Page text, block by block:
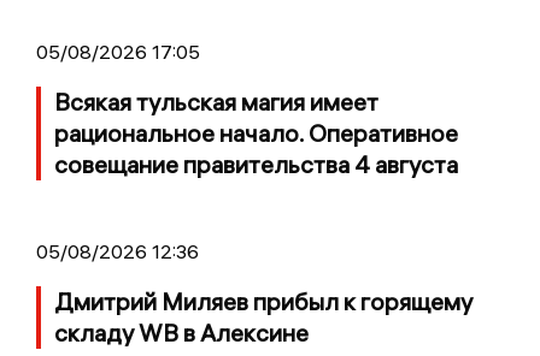
05/08/2026 17:05
Всякая тульская магия имеет
рациональное начало. Оперативное
совещание правительства 4 августа
05/08/2026 12:36
Дмитрий Миляев прибыл к горящему
складу WB в Алексине